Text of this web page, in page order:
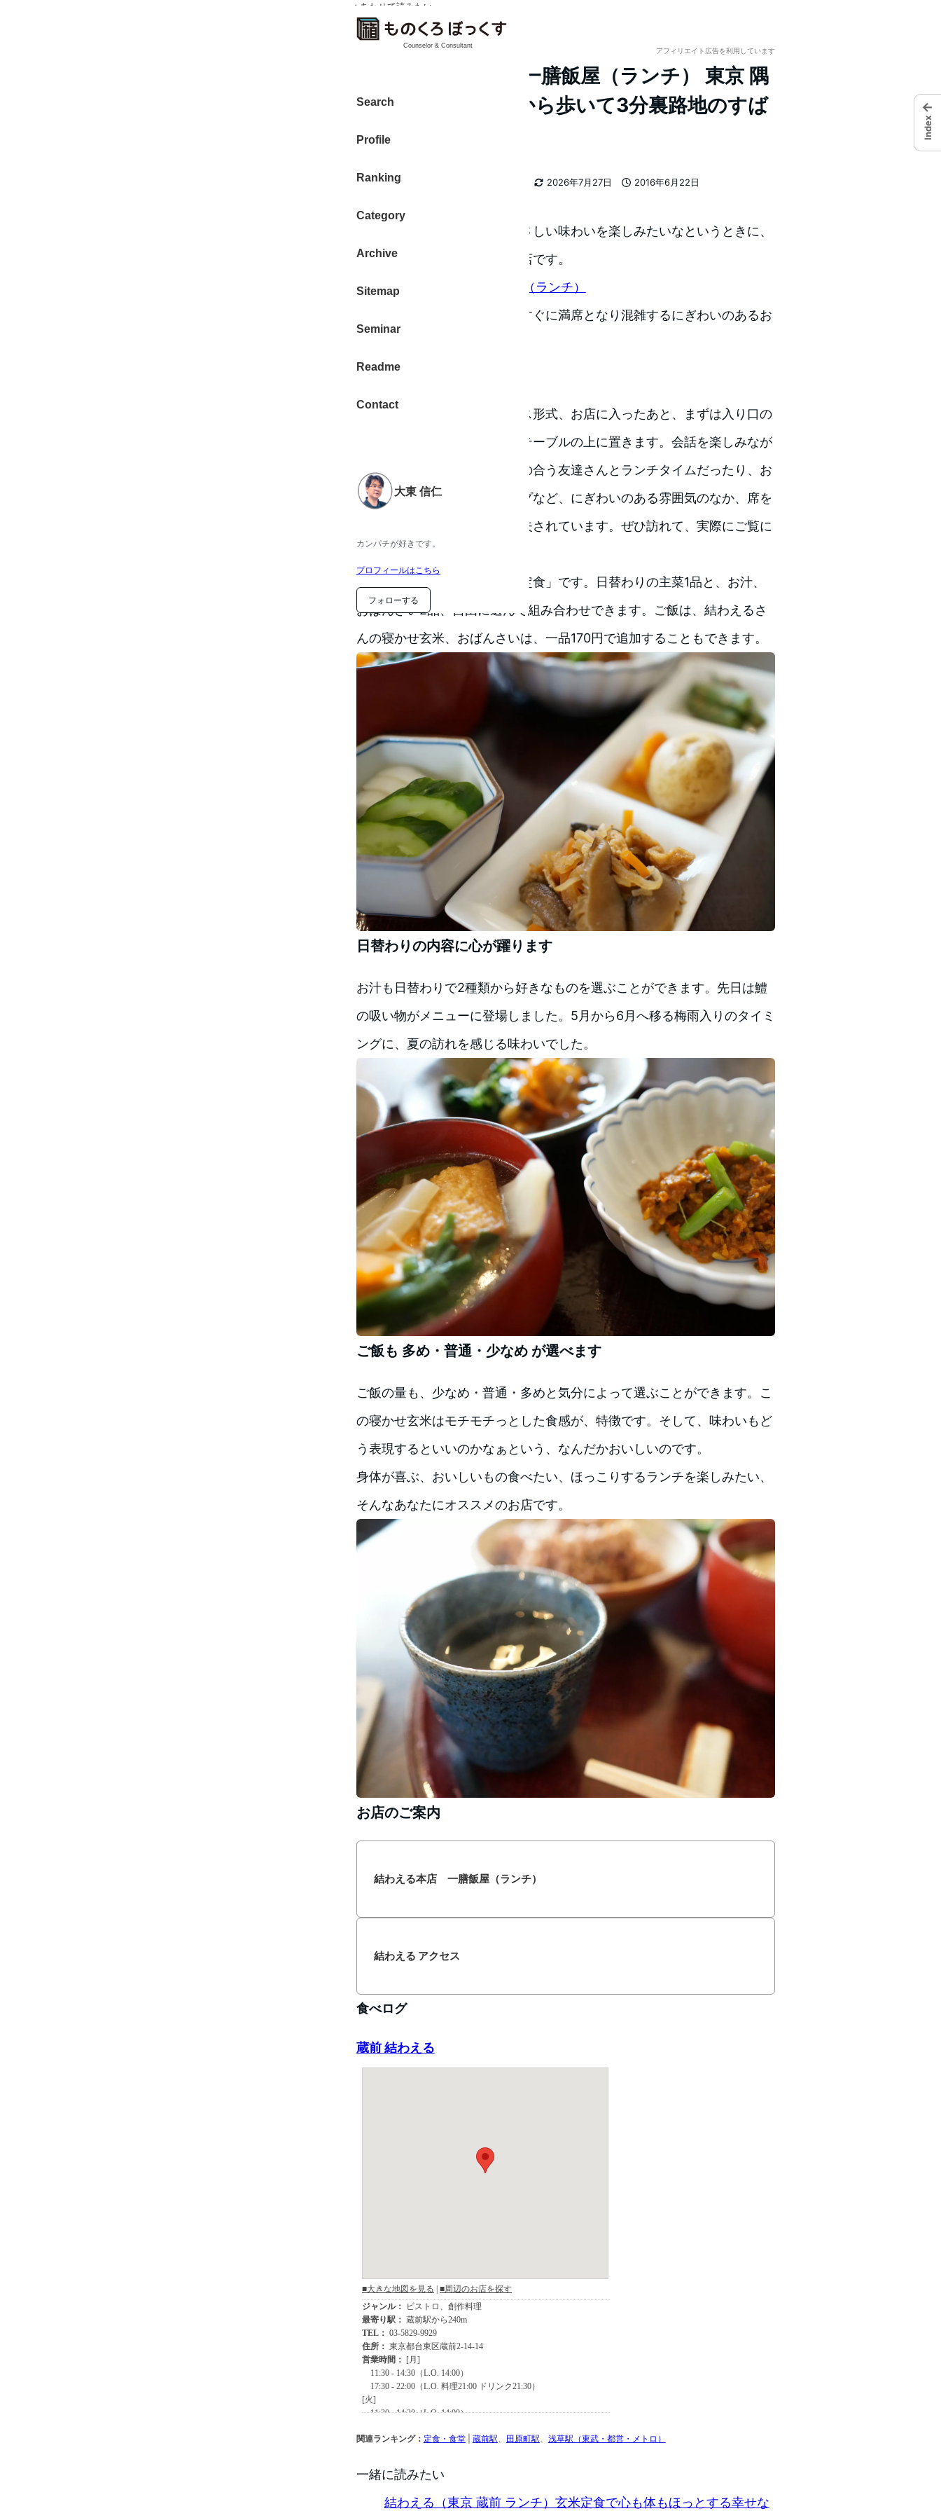
Counselor & Consultant
Search
Profile
Ranking
Category
Archive
Sitemap
Seminar
Readme
Contact
大東 信仁
カンパチが好きです。
プロフィールはこちら
フォローする
アフィリエイト広告を利用しています
結わえる本店さん 一膳飯屋（ランチ） 東京 隅
田川のそば蔵前駅から歩いて3分裏路地のすば
らしいお店
2026年7月27日
2016年6月22日
者
大東 信仁（ものくろ）
ちょっと体にいいものを、やさしい味わいを楽しみたいなというときに、
訪れたくなるのがこちらのお店です。
結わえる本店 一膳飯屋（ランチ）
ランチタイムは人気があり、すぐに満席となり混雑するにぎわいのあるお
ランチタイムはすぐに満席
ランチタイムはセルフサービス形式、お店に入ったあと、まずは入り口の
脇にある「札」を手にして、テーブルの上に置きます。会話を楽しみなが
ら美味しいを味わったり、気の合う友達さんとランチタイムだったり、お
子さん連れのお母さんグループなど、にぎわいのある雰囲気のなか、席を
確保します。この札もひと工夫されています。ぜひ訪れて、実際にご覧に
お気に入りなのが「ハレ箱膳定食」です。日替わりの主菜1品と、お汁、
おばんさい2品、自由に選んで組み合わせできます。ご飯は、結わえるさ
んの寝かせ玄米、おばんさいは、一品170円で追加することもできます。
日替わりの内容に心が躍ります
お汁も日替わりで2種類から好きなものを選ぶことができます。先日は鱧
の吸い物がメニューに登場しました。5月から6月へ移る梅雨入りのタイミ
ングに、夏の訪れを感じる味わいでした。
ご飯も 多め・普通・少なめ が選べます
ご飯の量も、少なめ・普通・多めと気分によって選ぶことができます。こ
の寝かせ玄米はモチモチっとした食感が、特徴です。そして、味わいもど
う表現するといいのかなぁという、なんだかおいしいのです。
身体が喜ぶ、おいしいもの食べたい、ほっこりするランチを楽しみたい、
そんなあなたにオススメのお店です。
お店のご案内
✓ あわせて読みたい
結わえる本店 一膳飯屋（ランチ）
✓ あわせて読みたい
結わえる アクセス
食べログ
蔵前 結わえる
関連ランキング： 定食・食堂| 蔵前駅 田原町駅 浅草駅（東武・都営・メトロ）
一緒に読みたい
結わえる（東京 蔵前 ランチ）玄米定食で心も体もほっとする幸せな
←
Index